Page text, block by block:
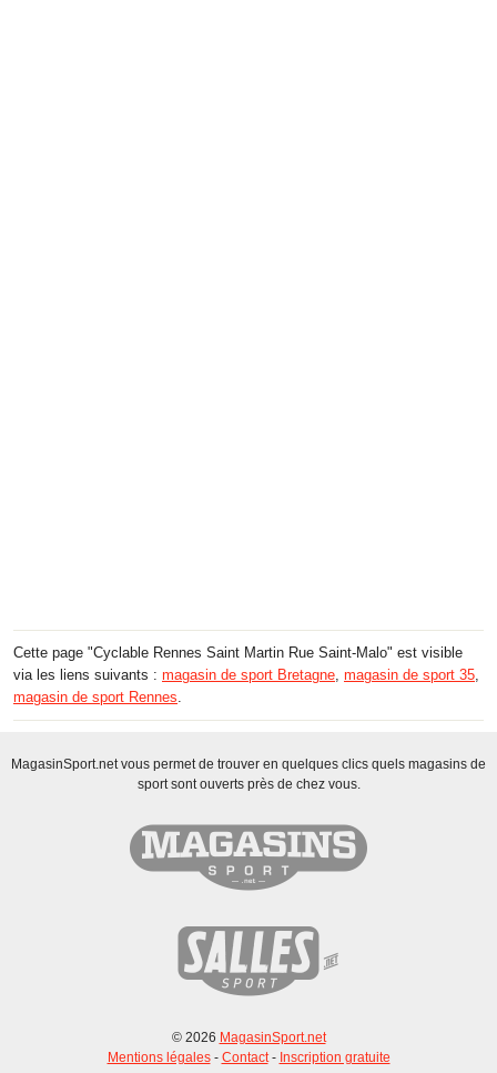
Cette page "Cyclable Rennes Saint Martin Rue Saint-Malo" est visible
via les liens suivants : magasin de sport Bretagne magasin de sport 35
magasin de sport Rennes
MagasinSport.net vous permet de trouver en quelques clics quels magasins de
sport sont ouverts près de chez vous.
© 2026 MagasinSport.net
Mentions légales- Contact- Inscription gratuite